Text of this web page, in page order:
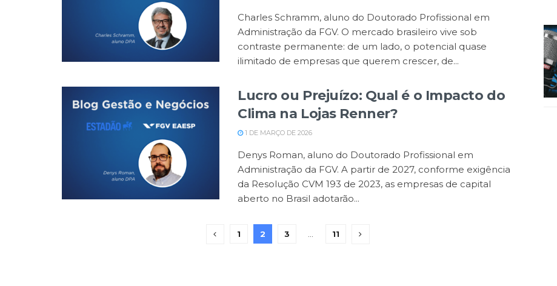
Charles Schramm, aluno do Doutorado Profissional em
Administração da FGV. O mercado brasileiro vive sob
contraste permanente: de um lado, o potencial quase
ilimitado de empresas que querem crescer, de...
Lucro ou Prejuízo: Qual é o Impacto do
Clima na Lojas Renner?
1 DE MARÇO DE 2026
Denys Roman, aluno do Doutorado Profissional em
Administração da FGV. A partir de 2027, conforme exigência
da Resolução CVM 193 de 2023, as empresas de capital
aberto no Brasil adotarão...
1 2 3 11